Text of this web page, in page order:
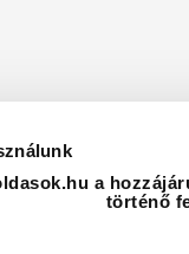
a
történő